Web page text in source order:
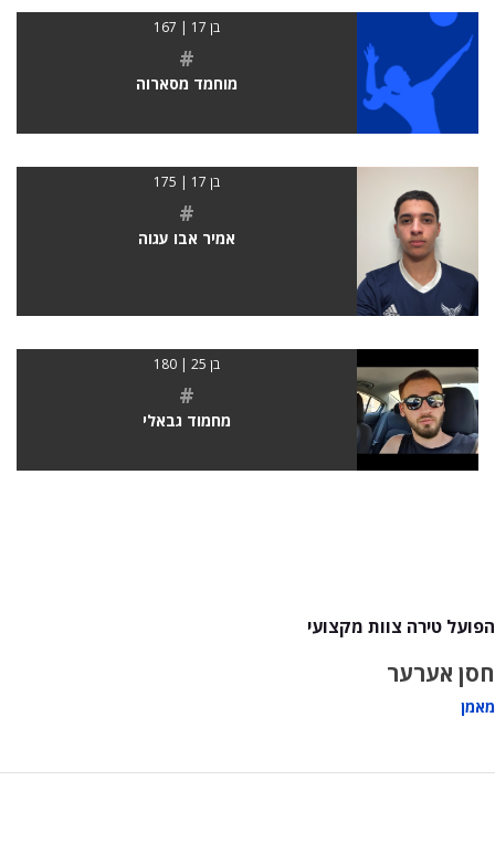
בן 17 | 167
#
מוחמד מסארוה
בן 17 | 175
#
אמיר אבו עגוה
בן 25 | 180
#
מחמוד גבאלי
הפועל טירה צוות מקצועי
חסן אערער
מאמן